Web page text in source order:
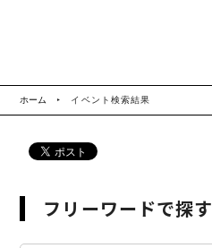
ホーム イベント検索結果
フリーワードで探す